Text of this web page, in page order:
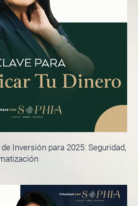
Inversión para 2025: Seguridad,